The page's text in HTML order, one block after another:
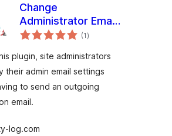
Change
Administrator Email
Address
(1total
ratings
)
plugin, site administrators
their admin email settings
to send an outgoing
email.
log.com